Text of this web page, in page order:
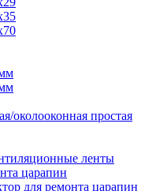
околооконная простая
ленты
царапин
для ремонта царапин